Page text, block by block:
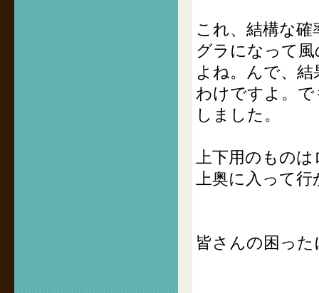
これ、結構な
グラになって
よね。んで、
わけですよ。
しました。
上下用のもの
上奥に入って
皆さんの困っ